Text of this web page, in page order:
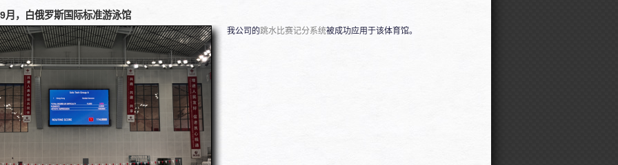
月，白俄罗斯国际标准游泳馆
我公司的跳水比赛记分系统被成功应用于该体育馆。